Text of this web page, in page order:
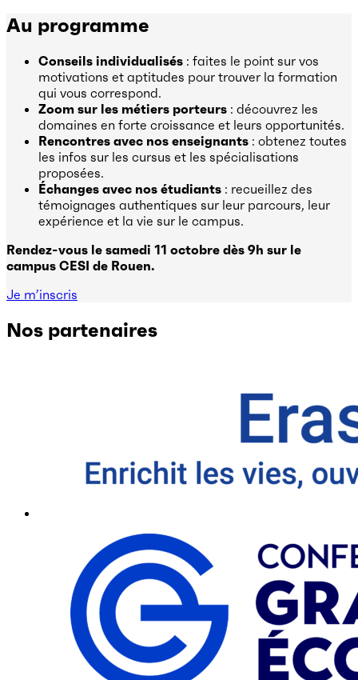
Au programme
Conseils individualisés : faites le point sur vos
motivations et aptitudes pour trouver la formation
qui vous correspond.
Zoom sur les métiers porteurs : découvrez les
domaines en forte croissance et leurs opportunités.
Rencontres avec nos enseignants : obtenez toutes
les infos sur les cursus et les spécialisations
proposées.
Échanges avec nos étudiants : recueillez des
témoignages authentiques sur leur parcours, leur
expérience et la vie sur le campus.
Rendez-vous le samedi 11 octobre dès 9h sur le
campus CESI de Rouen.
Je m’inscris
Nos partenaires